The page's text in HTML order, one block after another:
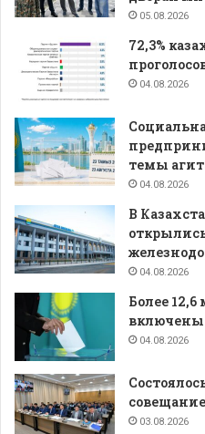
05.08.2026
72,3%
04.08.2026
темы
04.08.2026
В
04.08.2026
Более
включены
04.08.2026
совещание
03.08.2026